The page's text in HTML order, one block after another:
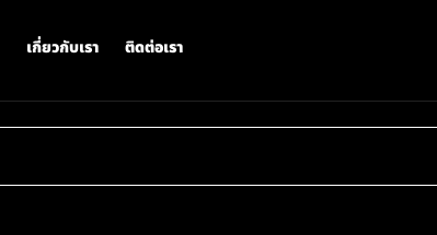
เกี่ยวกับเรา ติดต่อเรา